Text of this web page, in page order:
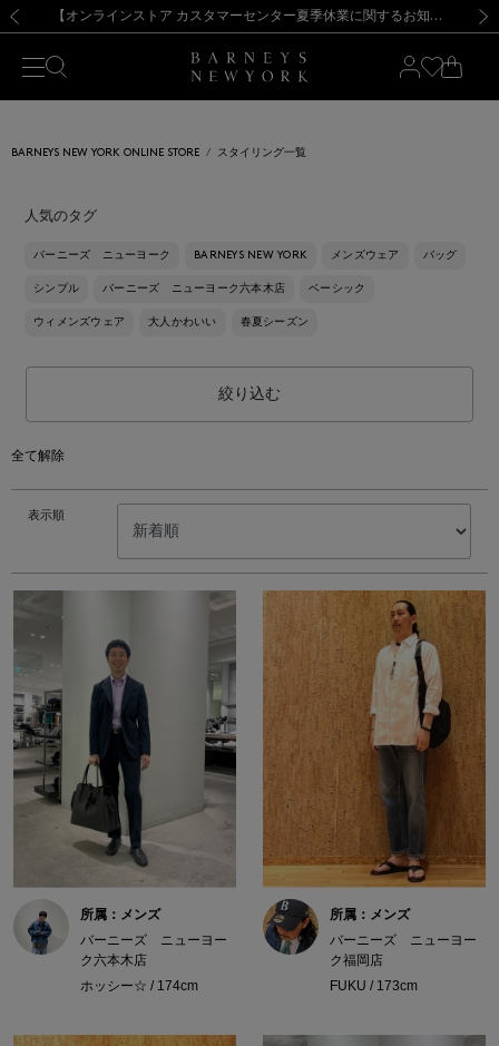
新規登録のお客様も対象！＜MY BARNEYS＞会員のお客様は11,000円（税込）以上のお買上げで常時送料無料！お買い物の際は会員登録を！
【夏季休業に伴う出荷一時停止のお知らせ】(2026.8.7) 【オンラインストア カスタマーセンター夏季休業に関するお知らせ】（2026.8.7）
【夏季休業に伴う返品・交換承り一時停止のお知らせ】（2026.8.5）
熊本県を中心とした地震の影響によるお荷物のお届けについて
【開催中】SUMMER SALEのご案内・ご注意事項 新規登録のお客様も対象！＜MY BARNEYS＞会員のお客様は11,000円（税込）以上のお買上げで常時送料無料！お買い物の際は会員登録を！
【夏季休業に伴う出荷一時停止のお知らせ】(2026.8.7)
BARNEYS NEW YORK ONLINE STORE スタイリング一覧
人気のタグ
バーニーズ ニューヨーク BARNEYS NEW YORK メンズウェア バッグ
シンプル バーニーズ ニューヨーク六本木店 ベーシック
ウィメンズウェア 大人かわいい 春夏シーズン
絞り込む
全て解除
表示順
所属：メンズ
バーニーズ ニューヨー
ク六本木店
ホッシー☆ / 174cm
所属：メンズ
バーニーズ ニューヨー
ク福岡店
FUKU / 173cm